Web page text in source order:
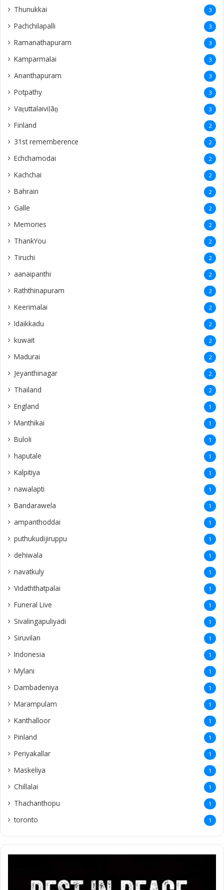
Thunukkai 3
Pachchilapalli 3
Ramanathapuram 3
Kamparmalai 3
Ananthapuram 3
‎Potpathy 3
Vaṟuttalaiviḷāṉ 3
Finland 2
31st rememberence 2
Echchamodai 2
Kachchai 2
Bahrain 2
Galle 2
Memories 2
ThankYou 2
Tiruchi 2
aanaipanthi 2
Raththinapuram 2
Keerimalai 2
Idaikkadu 2
kuwait 2
Madurai 2
Jeyanthinagar 2
Thailand 2
England 1
Manthikai 1
Buloli 1
haputale 1
Kalpitiya 1
nawalapti 1
Bandarawela 1
ampanthoddai 1
puthukudijiruppu 1
dehiwala 1
navatkuly 1
Vidaththatpalai 1
Funeral Live 1
Sivalingapuliyadi 1
Siruvilan 1
Indonesia 1
Mylani 1
Dambadeniya 1
Marampulam 1
Kanthalloor 1
Pinland 1
Periyakallar 1
Maskeliya 1
Chillalai 1
Thachanthopu 1
toronto 1